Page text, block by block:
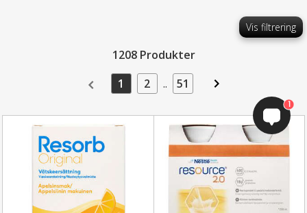
Vis filtrering
1208 Produkter
1
2 .. 51
1